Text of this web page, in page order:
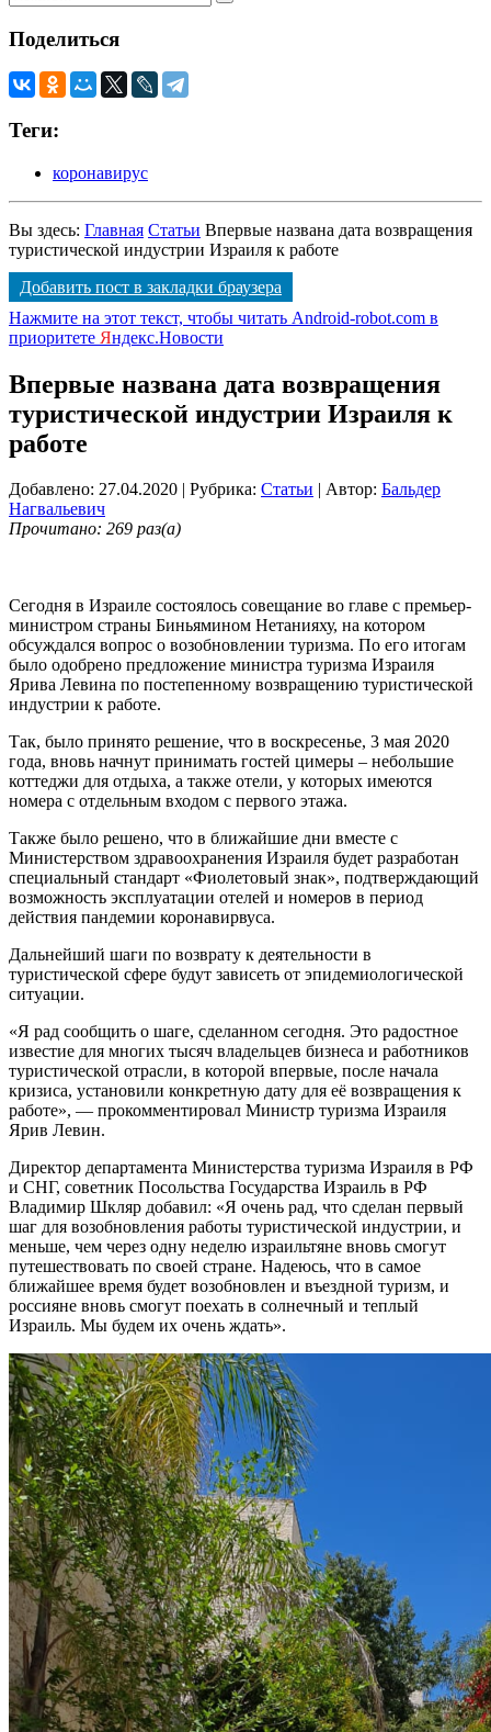
Поделиться
Теги:
коронавирус
Вы здесь: Главная Статьи Впервые названа дата возвращения
туристической индустрии Израиля к работе
Добавить пост в закладки браузера
Нажмите на этот текст, чтобы читать Android-robot.com в
приоритете Яндекс.Новости
Впервые названа дата возвращения
туристической индустрии Израиля к
работе
Добавлено: 27.04.2020 | Рубрика: Статьи | Автор: Бальдер
Нагвальевич
Прочитано: 269 раз(а)
Сегодня в Израиле состоялось совещание во главе с премьер-
министром страны Биньямином Нетанияху, на котором
обсуждался вопрос о возобновлении туризма. По его итогам
было одобрено предложение министра туризма Израиля
Ярива Левина по постепенному возвращению туристической
индустрии к работе.
Так, было принято решение, что в воскресенье, 3 мая 2020
года, вновь начнут принимать гостей цимеры – небольшие
коттеджи для отдыха, а также отели, у которых имеются
номера с отдельным входом с первого этажа.
Также было решено, что в ближайшие дни вместе с
Министерством здравоохранения Израиля будет разработан
специальный стандарт «Фиолетовый знак», подтверждающий
возможность эксплуатации отелей и номеров в период
действия пандемии коронавирвуса.
Дальнейший шаги по возврату к деятельности в
туристической сфере будут зависеть от эпидемиологической
ситуации.
«Я рад сообщить о шаге, сделанном сегодня. Это радостное
известие для многих тысяч владельцев бизнеса и работников
туристической отрасли, в которой впервые, после начала
кризиса, установили конкретную дату для её возвращения к
работе», — прокомментировал Министр туризма Израиля
Ярив Левин.
Директор департамента Министерства туризма Израиля в РФ
и СНГ, советник Посольства Государства Израиль в РФ
Владимир Шкляр добавил: «Я очень рад, что сделан первый
шаг для возобновления работы туристической индустрии, и
меньше, чем через одну неделю израильтяне вновь смогут
путешествовать по своей стране. Надеюсь, что в самое
ближайшее время будет возобновлен и въездной туризм, и
россияне вновь смогут поехать в солнечный и теплый
Израиль. Мы будем их очень ждать».